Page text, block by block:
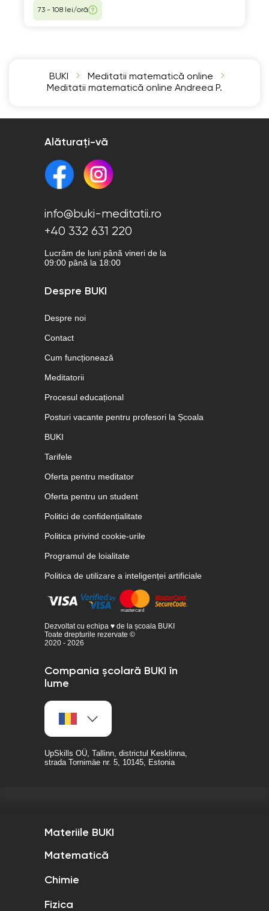
73 - 108 lei/oră
BUKI
Meditatii matematică online
Meditatii matematică online Andreea P.
Alăturați-vă
info@buki-meditatii.ro
+40 332 631 220
Lucrăm de luni până vineri de la
09:00 până la 18:00
Despre BUKI
Despre noi
Contact
Cum funcționează
Meditatorii
Procesul educațional
Posturi vacante pentru profesori la Școala
BUKI
Tarifele
Oferta pentru meditator
Oferta pentru un student
Politici de confidențialitate
Politica privind cookie-urile
Programul de loialitate
Politica de utilizare a inteligenței artificiale
Dezvoltat cu echipa ♥ de la școala BUKI
Toate drepturile rezervate ©
2020 - 2026
Compania școlară BUKI în
lume
UpSkills OÜ, Tallinn, districtul Kesklinna,
strada Tornimäe nr. 5, 10145, Estonia
Materiile BUKI
Matematică
Chimie
Fizica